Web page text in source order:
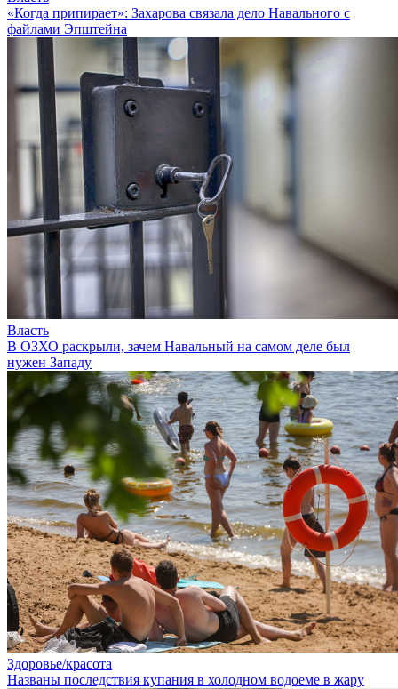
«Когда припирает»: Захарова связала дело Навального с
файлами Эпштейна
Власть
В ОЗХО раскрыли, зачем Навальный на самом деле был
нужен Западу
Здоровье/красота
Названы последствия купания в холодном водоеме в жару